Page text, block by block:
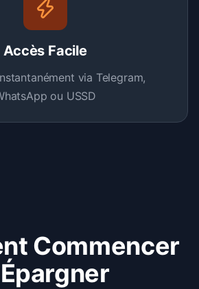
Accès Facile
via Telegram,
ou USSD
Commencer